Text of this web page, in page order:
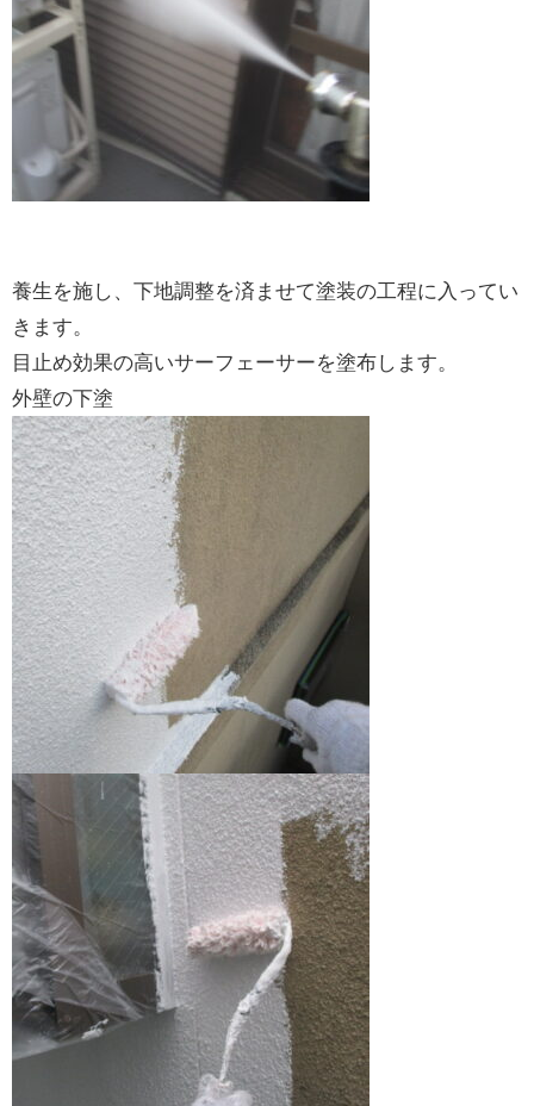
養生を施し、下地調整を済ませて塗装の工程に入ってい
きます。
目止め効果の高いサーフェーサーを塗布します。
外壁の下塗